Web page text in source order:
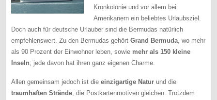
Kronkolonie und vor allem bei
Amerikanern ein beliebtes Urlaubsziel.
Doch auch für deutsche Urlauber sind die Bermudas natürlich
empfehlenswert. Zu den Bermudas gehörtGrand Bermuda , wo mehr
als 90 Prozent der Einwohner leben, sowie mehr als 150 kleine
Inseln; jede davon hat ihren ganz eigenen Charme.
Allen gemeinsam jedoch ist dieeinzigartige Natur und die
traumhaften Strände, die Postkartenmotiven gleichen. Trotzdem